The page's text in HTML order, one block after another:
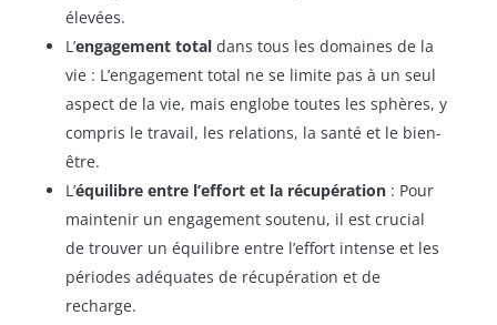
élevées.
L’engagement total dans tous les domaines de la
vie : L’engagement total ne se limite pas à un seul
aspect de la vie, mais englobe toutes les sphères, y
compris le travail, les relations, la santé et le bien-
être.
L’équilibre entre l’effort et la récupération: Pour
maintenir un engagement soutenu, il est crucial
de trouver un équilibre entre l’effort intense et les
périodes adéquates de récupération et de
recharge.